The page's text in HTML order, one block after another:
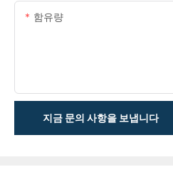
함유량
지금 문의 사항을 보냅니다